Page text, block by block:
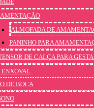
ALMOFADA DE
PANINHO PARA
DE CALÇA PARA
DE BOCA